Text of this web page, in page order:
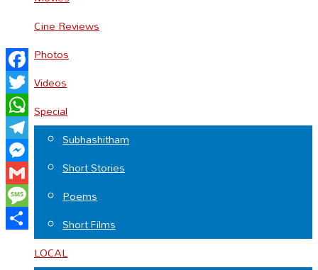
Cine Reviews
Photos
Videos
Special
Subhashitham
Short Stories
Poems
Short Films
LOCAL
Facebook
Twitter
WhatsApp
Telegram
Messenger
Gmail
Message